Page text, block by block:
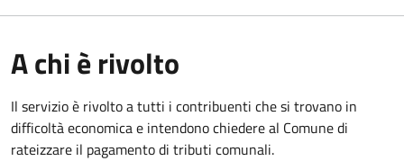
A chi è rivolto
Il servizio è rivolto a tutti i contribuenti che si trovano in
difficoltà economica e intendono chiedere al Comune di
rateizzare il pagamento di tributi comunali.